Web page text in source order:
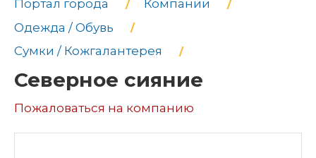
Портал города
Компании
Одежда / Обувь
Сумки / Кожгалантерея
Северное сияние
Пожаловаться на компанию